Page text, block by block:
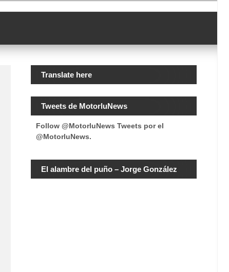
Translate here
Tweets de MotorluNews
Follow @MotorluNews Tweets por el
@MotorluNews.
El alambre del puño – Jorge González